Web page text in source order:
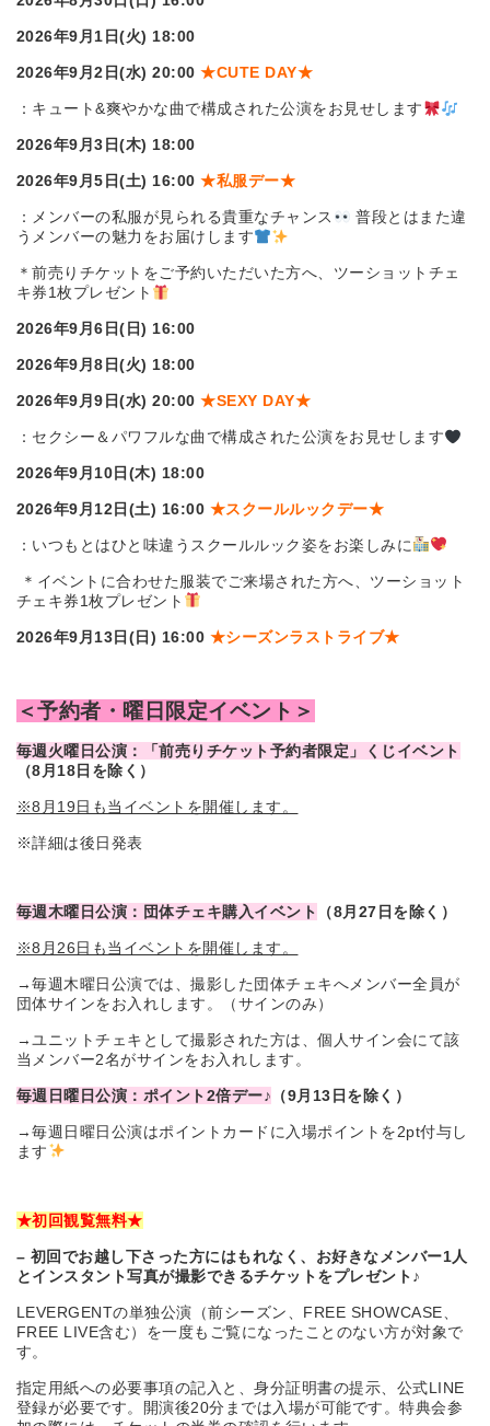
2026年9月1日(火) 18:00
2026年9月2日(水) 20:00★CUTE DAY★
：キュート&爽やかな曲で構成された公演をお見せします
2026年9月3日(木) 18:00
2026年9月5日(土) 16:00★私服デー★
：メンバーの私服が見られる貴重なチャンス
普段とはまた違
うメンバーの魅力をお届けします
＊前売りチケットをご予約いただいた方へ、ツーショットチェ
キ券1枚プレゼント
2026年9月6日(日) 16:00
2026年9月8日(火) 18:00
2026年9月9日(水) 20:00★SEXY DAY★
：セクシー＆パワフルな曲で構成された公演をお見せします
2026年9月10日(木) 18:00
2026年9月12日(土) 16:00 ★スクールルックデー★
：いつもとはひと味違うスクールルック姿をお楽しみに
＊イベントに合わせた服装でご来場された方へ、 ツーショット
チェキ券1枚プレゼント
2026年9月13日(日) 16:00 ★シーズンラストライブ★
＜予約者・曜日限定イベント＞
毎週火曜日公演：「前売りチケット予約者限定」くじイベント
（8月18日を除く）
※8月19日も当イベントを開催します。
※詳細は後日発表
毎週木曜日公演：団体チェキ購入イベント （8月27日を除く）
※8月26日も当イベントを開催します。
→毎週木曜日公演では、撮影した団体チェキへメンバー全員が
団体サインをお入れします。（サインのみ）
→ユニットチェキとして撮影された方は、個人サイン会にて該
当メンバー2名がサインをお入れします。
毎週日曜日公演：ポイント2倍デー♪ （9月13日を除く）
→毎週日曜日公演はポイントカードに入場ポイントを2pt付与し
ます
★初回観覧無料★
– 初回でお越し下さった方にはもれなく、お好きなメンバー1人
とインスタント写真が撮影できるチケットをプレゼント♪
LEVERGENTの単独公演（前シーズン、FREE SHOWCASE、
FREE LIVE含む）を一度もご覧になったことのない方が対象で
す。
指定用紙への必要事項の記入と、身分証明書の提示、公式LINE
登録が必要です。開演後20分までは入場が可能です。特典会参